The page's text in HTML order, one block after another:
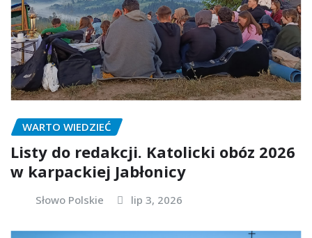
WARTO WIEDZIEĆ
Listy do redakcji. Katolicki obóz 2026
w karpackiej Jabłonicy
Słowo Polskie lip 3, 2026